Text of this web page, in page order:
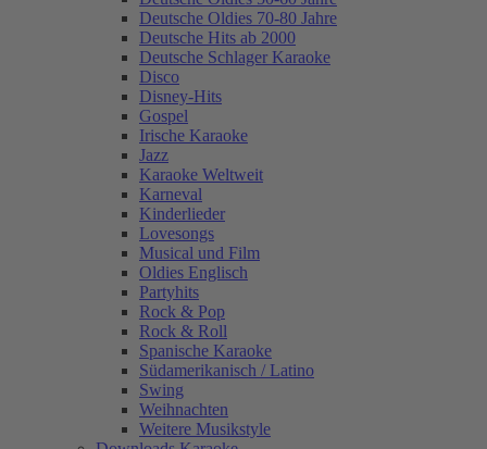
Deutsche Oldies 70-80 Jahre
Deutsche Hits ab 2000
Deutsche Schlager Karaoke
Disco
Disney-Hits
Gospel
Irische Karaoke
Jazz
Karaoke Weltweit
Karneval
Kinderlieder
Lovesongs
Musical und Film
Oldies Englisch
Partyhits
Rock & Pop
Rock & Roll
Spanische Karaoke
Südamerikanisch / Latino
Swing
Weihnachten
Weitere Musikstyle